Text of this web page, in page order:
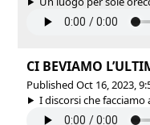
CI BEVIAMO
Published Oct 16, 2023,
I discorsi che facciamo